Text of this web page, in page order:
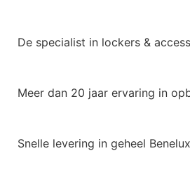
De specialist in lockers &
Meer dan 20 jaar ervaring in
Snelle levering in geheel Benelux